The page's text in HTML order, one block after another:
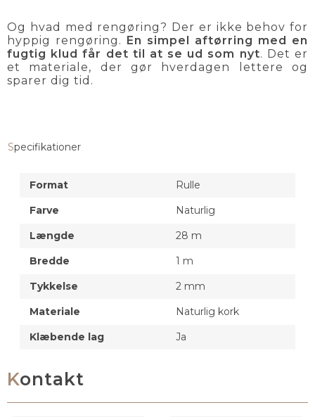
Og hvad med rengøring? Der er ikke behov for
hyppig rengøring. En simpel aftørring med en
fugtig klud får det til at se ud som nyt. Det er
et materiale, der gør hverdagen lettere og
sparer dig tid.
Specifikationer
Format
Rulle
Farve
Naturlig
Længde
28 m
Bredde
1 m
Tykkelse
2 mm
Materiale
Naturlig kork
Klæbende lag
Ja
Kontakt